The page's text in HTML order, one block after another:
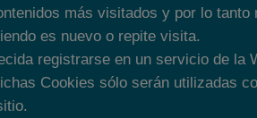
más visitados y por lo
es nuevo o repite visita.
registrarse en un servicio de la
Cookies sólo serán utilizadas